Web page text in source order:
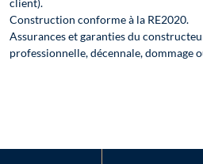
Mentions légales
Terrain proposé par un partenaire
(hors droit d'enregistrement et frais de